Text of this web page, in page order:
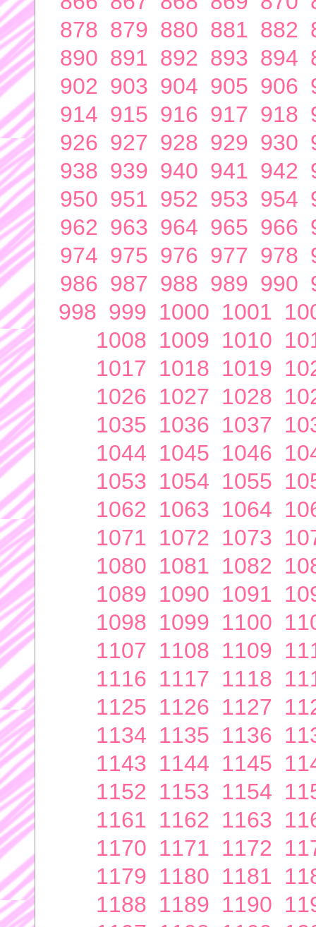
878 879 880 881 882
890 891 892 893 894
902 903 904 905 906
914 915 916 917 918
926 927 928 929 930
938 939 940 941 942
950 951 952 953 954
962 963 964 965 966
974 975 976 977 978
986 987 988 989 990
998 999 1000 1001
1008 1009 1010
1017 1018 1019
1026 1027 1028
1035 1036 1037
1044 1045 1046
1053 1054 1055
1062 1063 1064
1071 1072 1073
1080 1081 1082
1089 1090 1091
1098 1099 1100
1107 1108 1109
1116 1117 1118
1125 1126 1127
1134 1135 1136
1143 1144 1145
1152 1153 1154
1161 1162 1163
1170 1171 1172
1179 1180 1181
1188 1189 1190